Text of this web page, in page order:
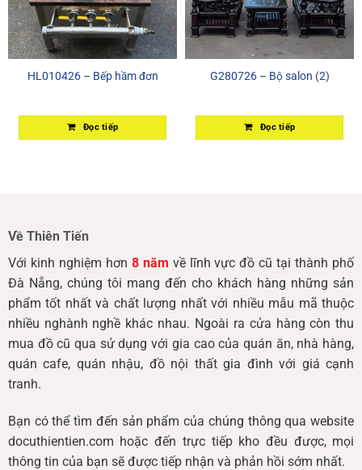
HL010426 – Bếp hầm đơn
Đọc tiếp
G280726 – Bộ salon (2)
Đọc tiếp
Về Thiên Tiến
Với kinh nghiệm hơn 8 năm về lĩnh vực đồ cũ tại thành phố
Đà Nẵng, chúng tôi mang đến cho khách hàng những sản
phẩm tốt nhất và chất lượng nhất với nhiều mẫu mã thuộc
nhiều nghành nghề khác nhau. Ngoài ra cửa hàng còn thu
mua đồ cũ qua sử dụng với gia cao của quán ăn, nhà hàng,
quán cafe, quán nhậu, đồ nội thất gia đình với giá cạnh
tranh.
Bạn có thể tìm đến sản phẩm của chúng thông qua website
docuthientien.com hoặc đến trực tiếp kho đều được, mọi
thông tin của bạn sẽ được tiếp nhận và phản hồi sớm nhất.